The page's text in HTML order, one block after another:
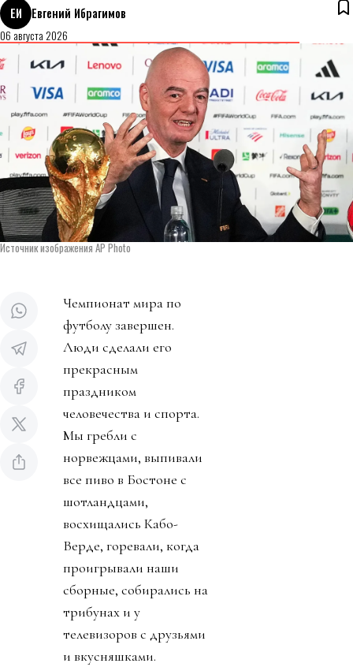
ЕИ
Евгений Ибрагимов
06 августа 2026
Источник изображения AP Photo
Чемпионат мира по
футболу завершен.
Люди сделали его
прекрасным
праздником
человечества и спорта.
Мы гребли с
норвежцами, выпивали
все пиво в Бостоне с
шотландцами,
восхищались Кабо-
Верде, горевали, когда
проигрывали наши
сборные, собирались на
трибунах и у
телевизоров с друзьями
и вкусняшками.